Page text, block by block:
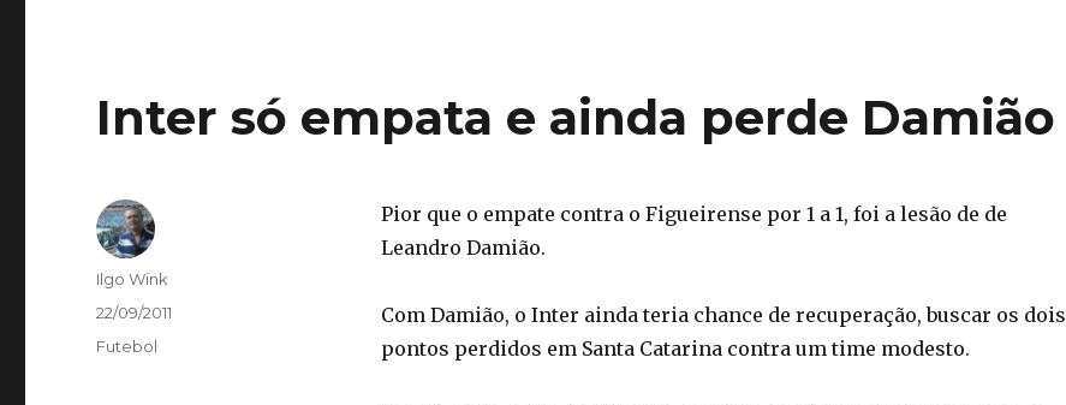
Inter só empata e ainda perde Damião
Pior que o empate contra o Figueirense por 1 a 1, foi a lesão de de
Leandro Damião.
Com Damião, o Inter ainda teria chance de recuperação, buscar os dois
pontos perdidos em Santa Catarina contra um time modesto.
Autor
Ilgo Wink
Publicado
22/09/2011
Categorias
Futebol